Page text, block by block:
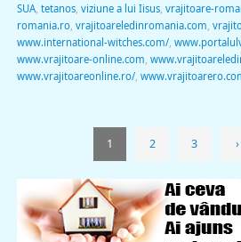
SUA, tetanos, viziune a lui Iisus, vrajitoare-
romania.ro, vrajitoareledinromania.com
www.international-witches.com/,
www.vrajitoare-online.com
www.vrajitoareonline.ro/,
1 2 3 ›